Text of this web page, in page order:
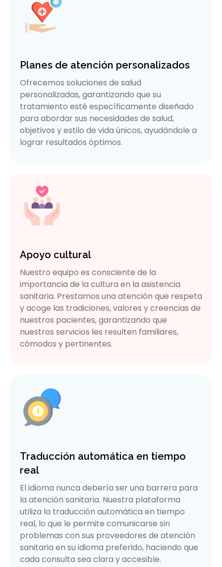
Planes de atención personalizados
Ofrecemos soluciones de salud
personalizadas, garantizando que su
tratamiento esté específicamente diseñado
para abordar sus necesidades de salud,
objetivos y estilo de vida únicos, ayudándole a
lograr resultados óptimos.
Apoyo cultural
Nuestro equipo es consciente de la
importancia de la cultura en la asistencia
sanitaria. Prestamos una atención que respeta
y acoge las tradiciones, valores y creencias de
nuestros pacientes, garantizando que
nuestros servicios les resulten familiares,
cómodos y pertinentes.
Traducción automática en tiempo
real
El idioma nunca debería ser una barrera para
la atención sanitaria. Nuestra plataforma
utiliza la traducción automática en tiempo
real, lo que le permite comunicarse sin
problemas con sus proveedores de atención
sanitaria en su idioma preferido, haciendo que
cada consulta sea clara y accesible.